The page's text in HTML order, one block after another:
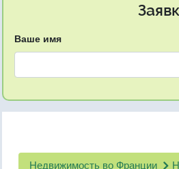
Ваше имя
Недвижимость во Франции